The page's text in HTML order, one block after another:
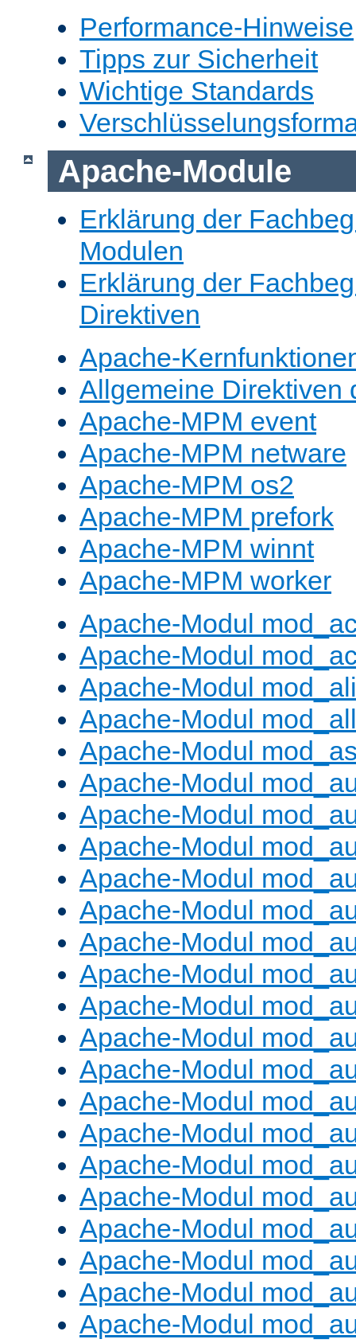
Performance-Hinweise
Tipps zur Sicherheit
Wichtige Standards
Apache-Module
Erklärung der
Modulen
Erklärung der
Direktiven
Apache-
Allgemeine Direktiven
Apache-MPM event
Apache-MPM netware
Apache-MPM os2
Apache-MPM prefork
Apache-MPM winnt
Apache-MPM worker
Apache-Modul
Apache-Modul
Apache-Modul
Apache-Modul
Apache-Modul
Apache-Modul
Apache-Modul
Apache-Modul
Apache-Modul
Apache-Modul
Apache-Modul
Apache-Modul
Apache-Modul
Apache-Modul
Apache-Modul
Apache-Modul
Apache-Modul
Apache-Modul
Apache-Modul
Apache-Modul
Apache-Modul
Apache-Modul
Apache-Modul